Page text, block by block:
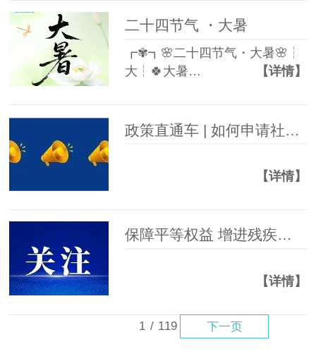
二十四节气 ・大暑
┏✾┓🌸二十四节气・大暑🌸┆
大┆🍀大暑…
【详情】
政策直通车 | 如何申请社会救助？全流程详解
【详情】
保障平等权益 增进残疾人福祉
【详情】
1 / 119 下一页